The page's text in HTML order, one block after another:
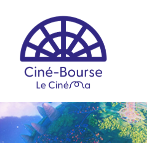
FILMS ET HORAIRES